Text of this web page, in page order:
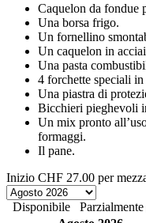
Caquelon da fondue
Una borsa frigo.
Un fornellino
Un caquelon in
Una pasta
4 forchette speciali
Una piastra di
Bicchieri pieghevoli
Un mix pronto
formaggi.
Il pane.
Inizio CHF 27.00 per
Disponibile